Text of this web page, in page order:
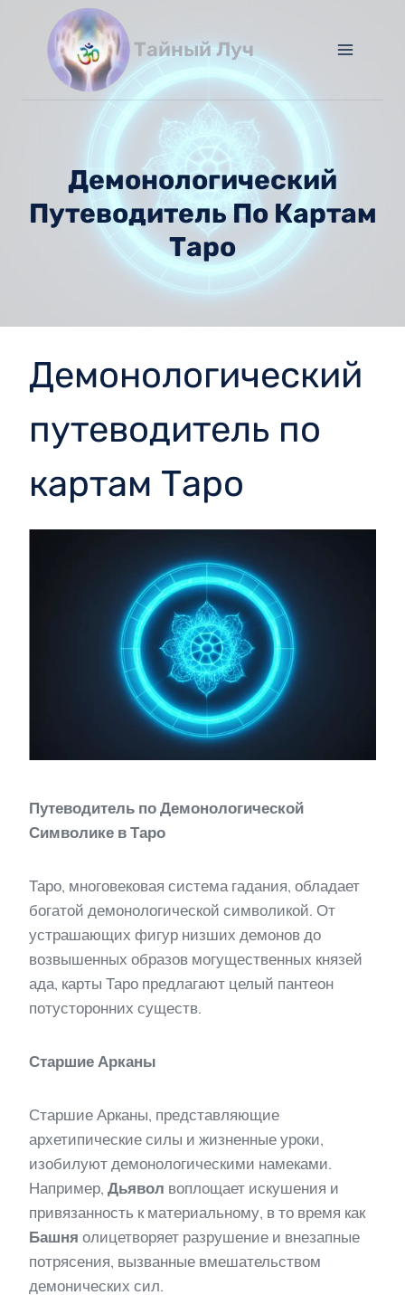
содержимому
Тайный Луч
Демонологический
Путеводитель По Картам
Таро
Демонологический
путеводитель по
картам Таро
Путеводитель по Демонологической
Символике в Таро
Таро, многовековая система гадания, обладает
богатой демонологической символикой. От
устрашающих фигур низших демонов до
возвышенных образов могущественных князей
ада, карты Таро предлагают целый пантеон
потусторонних существ.
Старшие Арканы
Старшие Арканы, представляющие
архетипические силы и жизненные уроки,
изобилуют демонологическими намеками.
Например, Дьявол воплощает искушения и
привязанность к материальному, в то время как
Башня олицетворяет разрушение и внезапные
потрясения, вызванные вмешательством
демонических сил.